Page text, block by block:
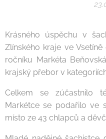
Krásného úspěchu v
Zlínského kraje ve
ročníku Markéta
krajský přebor v
Celkem se zúčastnilo
Markétce se podařilo ve
místo ze 43 chlapců a